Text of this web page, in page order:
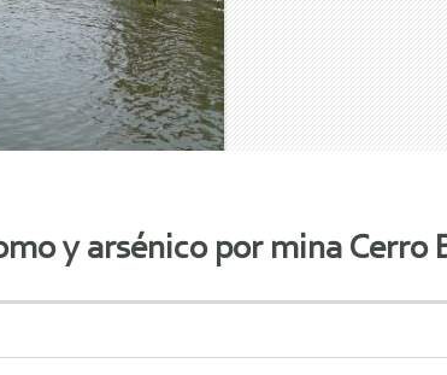
y arsénico por mina Cerro